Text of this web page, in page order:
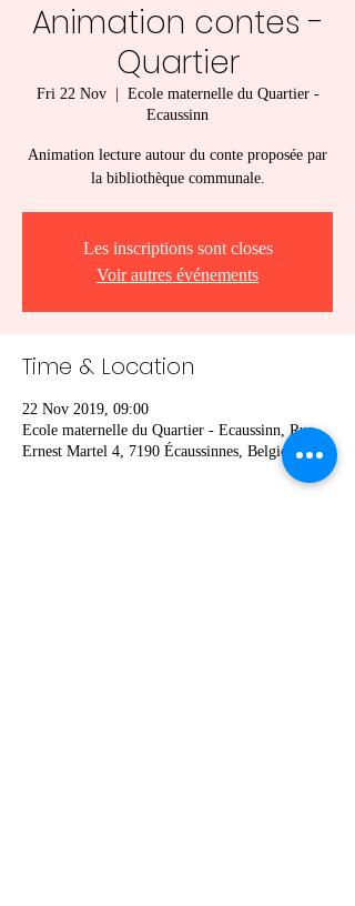
Animation contes -
Quartier
Fri 22 Nov
  |
Ecole maternelle du Quartier -
Ecaussinn
Animation lecture autour du conte proposée par
la bibliothèque communale.
Les inscriptions sont closes
Voir autres événements
Time & Location
22 Nov 2019, 09:00
Ecole maternelle du Quartier - Ecaussinn, Rue
Ernest Martel 4, 7190 Écaussinnes, Belgique